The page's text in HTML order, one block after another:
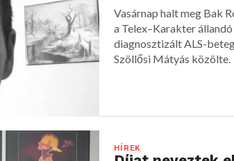
Vasárnap halt meg Bak
a Telex–Karakter
diagnosztizált ALS-
Szöllősi Mátyás közölte.
HÍREK